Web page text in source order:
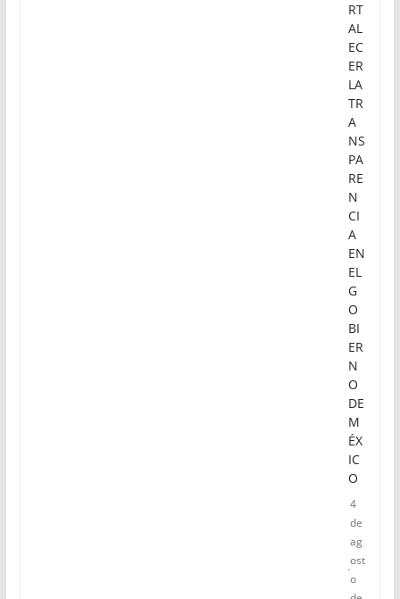
RT
AL
EC
ER
LA
TR
A
NS
PA
RE
N
CI
A
EN
EL
G
O
BI
ER
N
O
DE
M
ÉX
IC
O
4
de
ag
ost
o